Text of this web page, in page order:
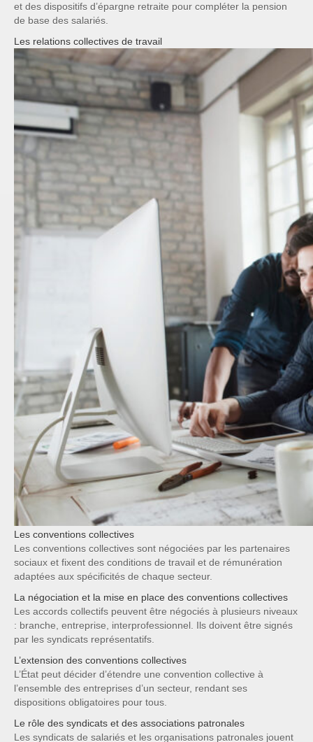
et des dispositifs d’épargne retraite pour compléter la pension
de base des salariés.
Les relations collectives de travail
Les conventions collectives
Les conventions collectives sont négociées par les partenaires
sociaux et fixent des conditions de travail et de rémunération
adaptées aux spécificités de chaque secteur.
La négociation et la mise en place des conventions collectives
Les accords collectifs peuvent être négociés à plusieurs niveaux
: branche, entreprise, interprofessionnel. Ils doivent être signés
par les syndicats représentatifs.
L’extension des conventions collectives
L’État peut décider d’étendre une convention collective à
l’ensemble des entreprises d’un secteur, rendant ses
dispositions obligatoires pour tous.
Le rôle des syndicats et des associations patronales
Les syndicats de salariés et les organisations patronales jouent